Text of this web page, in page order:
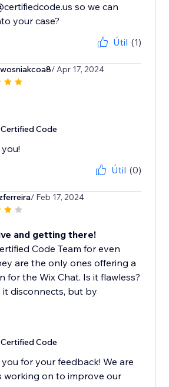
so we can
your case?
Útil (1)
/ Apr 17, 2024
Code
Útil (0)
/ Feb 17, 2024
and getting there!
Code Team for even
are the only ones offering a
for the Wix Chat. Is it flawless?
it disconnects, but by
Code
for your feedback! We are
working on to improve our